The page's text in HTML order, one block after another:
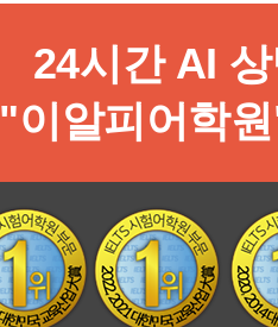
24시간 AI
"이알피어학